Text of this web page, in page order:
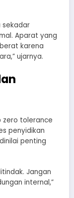
sekadar
Aparat yang
karena
ujarnya.
zero tolerance
penyidikan
penting
Jangan
internal,”